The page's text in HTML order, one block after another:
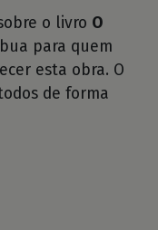
o livro O
para quem
esta obra. O
de forma